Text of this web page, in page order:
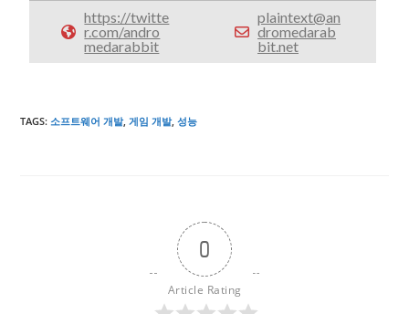
https://twitte
r.com/andro
medarabbit
plaintext@an
dromedarab
bit.net
TAGS:소프트웨어 개발, 게임 개발, 성능
0
Article Rating